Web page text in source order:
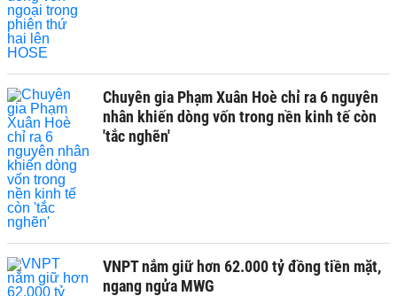
Chuyên gia Phạm Xuân Hoè chỉ ra 6 nguyên
nhân khiến dòng vốn trong nền kinh tế còn
'tắc nghẽn'
VNPT nắm giữ hơn 62.000 tỷ đồng tiền mặt,
ngang ngửa MWG